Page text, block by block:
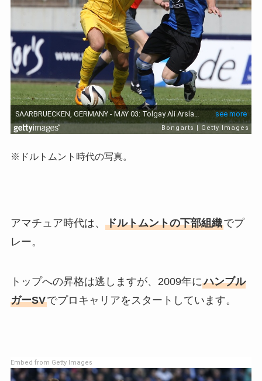
※ドルトムント時代の写真。
アマチュア時代は、 ドルトムントの下部組織でプ
レー。
トップへの昇格は逃しますが、2009年にハンブル
ガーSVでプロキャリアをスタートしています。
Embed from Getty Images